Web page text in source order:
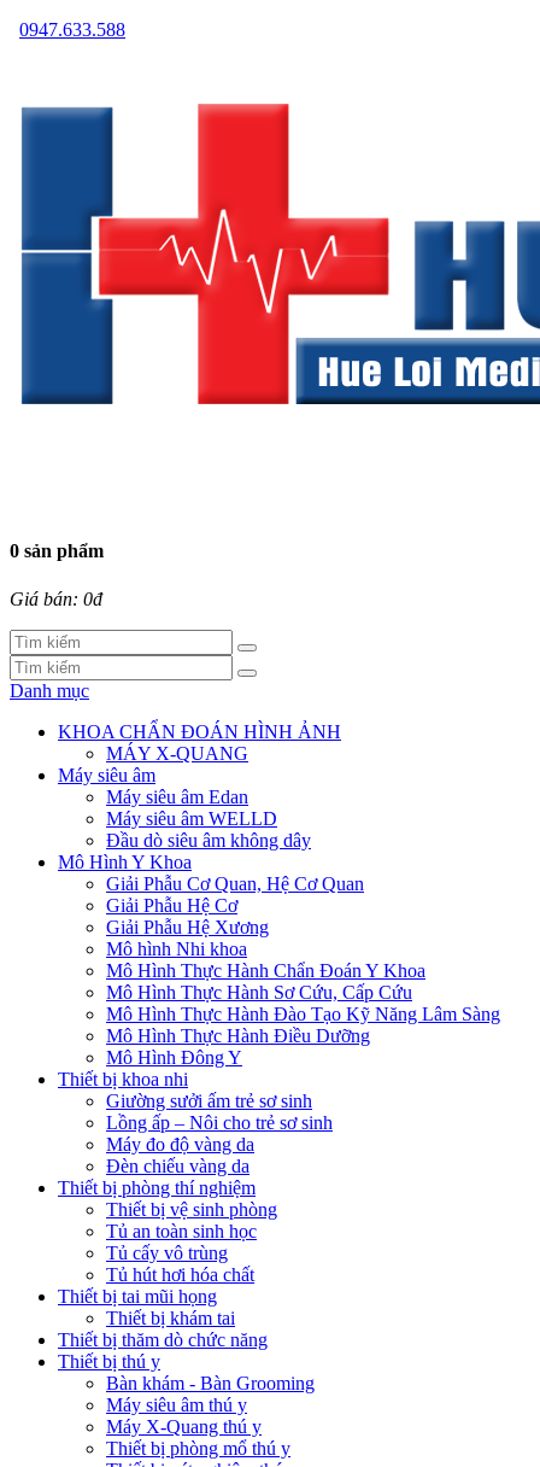
0947.633.588
0 sản phẩm
Giá bán: 0đ
Danh mục
KHOA CHẨN ĐOÁN HÌNH ẢNH
MÁY X-QUANG
Máy siêu âm
Máy siêu âm Edan
Máy siêu âm WELLD
Đầu dò siêu âm không dây
Mô Hình Y Khoa
Giải Phẫu Cơ Quan, Hệ Cơ Quan
Giải Phẫu Hệ Cơ
Giải Phẫu Hệ Xương
Mô hình Nhi khoa
Mô Hình Thực Hành Chẩn Đoán Y Khoa
Mô Hình Thực Hành Sơ Cứu, Cấp Cứu
Mô Hình Thực Hành Đào Tạo Kỹ Năng Lâm Sàng
Mô Hình Thực Hành Điều Dưỡng
Mô Hình Đông Y
Thiết bị khoa nhi
Giường sưởi ấm trẻ sơ sinh
Lồng ấp – Nôi cho trẻ sơ sinh
Máy đo độ vàng da
Đèn chiếu vàng da
Thiết bị phòng thí nghiệm
Thiết bị vệ sinh phòng
Tủ an toàn sinh học
Tủ cấy vô trùng
Tủ hút hơi hóa chất
Thiết bị tai mũi họng
Thiết bị khám tai
Thiết bị thăm dò chức năng
Thiết bị thú y
Bàn khám - Bàn Grooming
Máy siêu âm thú y
Máy X-Quang thú y
Thiết bị phòng mổ thú y